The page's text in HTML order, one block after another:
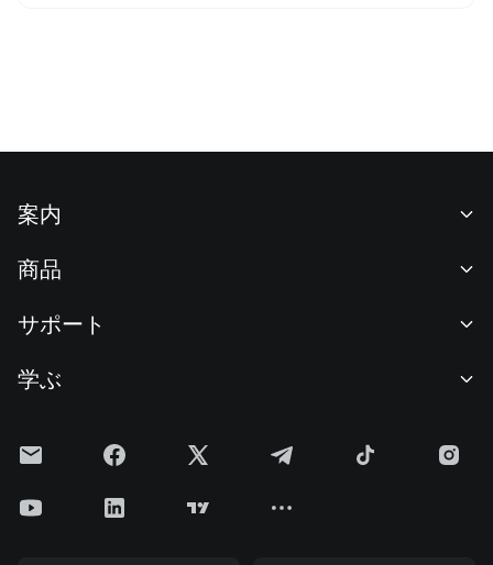
案内
ニュースルーム
F1 Oracle Red Bull Racing 公式スポンサー
クッキーポリシー
商品
現物取引
投資センター
サポート
手数料
学ぶ
Gateニュース